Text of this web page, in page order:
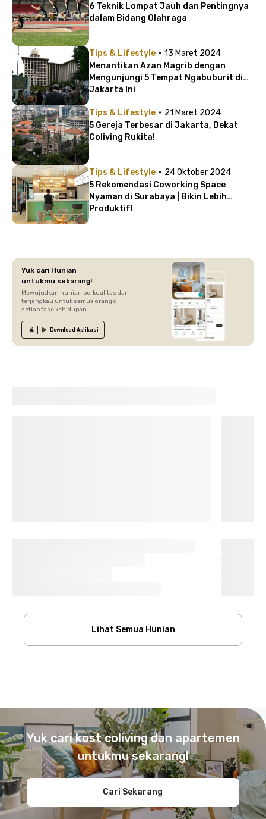
6 Teknik Lompat Jauh dan Pentingnya
dalam Bidang Olahraga
Tips & Lifestyle · 13 Maret 2024
Menantikan Azan Magrib dengan
Mengunjungi 5 Tempat Ngabuburit di
Jakarta Ini
Tips & Lifestyle · 21 Maret 2024
5 Gereja Terbesar di Jakarta, Dekat
Coliving Rukita!
Tips & Lifestyle · 24 Oktober 2024
5 Rekomendasi Coworking Space
Nyaman di Surabaya | Bikin Lebih
Produktif!
Yuk cari Hunian
untukmu sekarang!
Mewujudkan hunian berkualitas dan
terjangkau untuk semua orang di
setiap fase kehidupan.
Download Aplikasi
Lihat Semua Hunian
Yuk cari kost coliving dan apartemen
untukmu sekarang!
Cari Sekarang